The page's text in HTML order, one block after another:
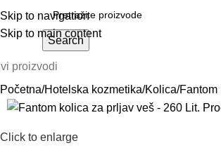
Skip to navigation
Skip to main content
Search
proizvodi
Početna Hotelska kozmetika Kolica Fantom
Click to enlarge